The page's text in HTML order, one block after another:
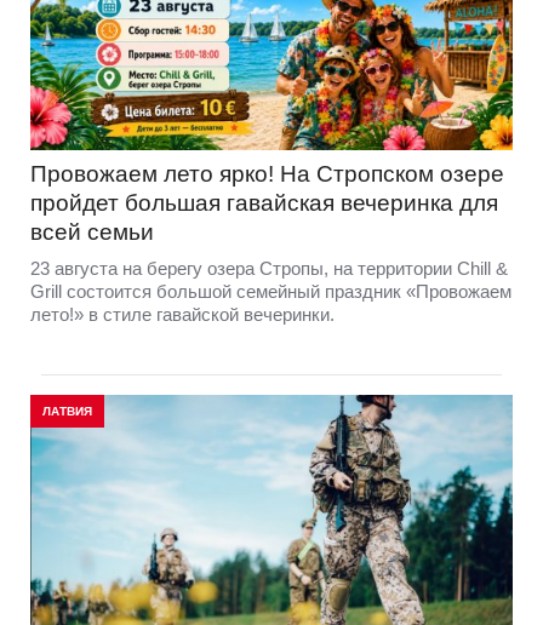
Провожаем лето ярко! На Стропском озере
пройдет большая гавайская вечеринка для
всей семьи
23 августа на берегу озера Стропы, на территории Chill &
Grill состоится большой семейный праздник «Провожаем
лето!» в стиле гавайской вечеринки.
ЛАТВИЯ